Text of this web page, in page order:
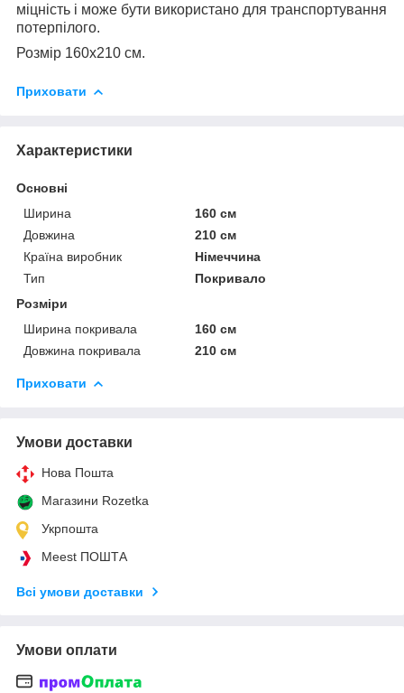
міцність і може бути використано для транспортування
потерпілого.
Розмір 160х210 см.
Приховати
Характеристики
Основні
Ширина
160 см
Довжина
210 см
Країна виробник
Німеччина
Тип
Покривало
Розміри
Ширина покривала
160 см
Довжина покривала
210 см
Приховати
Умови доставки
Нова Пошта
Магазини Rozetka
Укрпошта
Meest ПОШТА
Всі умови доставки
Умови оплати